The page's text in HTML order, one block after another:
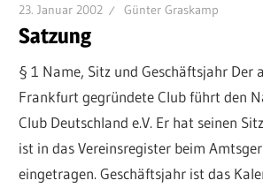
23. Januar 2002 Günter Graskamp
Satzung
§ 1 Name, Sitz und Geschäftsjahr Der
Frankfurt gegründete Club führt den
Club Deutschland e.V. Er hat seinen
ist in das Vereinsregister beim
eingetragen. Geschäftsjahr ist das